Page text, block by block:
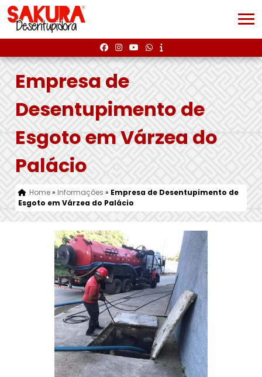
Empresa de
Desentupimento de
Esgoto em Várzea do
Palácio
Home» Informações » Empresa de Desentupimento de
Esgoto em Várzea do Palácio